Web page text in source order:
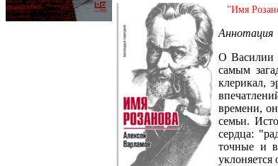
"Имя
Аннотация
О Василии
самым
клерикал,
времени,
семьи.
сердца:
точные и
уклоняется